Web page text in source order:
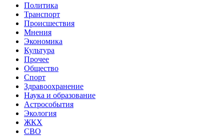
Политика
Транспорт
Происшествия
Мнения
Экономика
Культура
Прочее
Общество
Спорт
Здравоохранение
Наука и образование
Астрособытия
Экология
ЖКХ
СВО